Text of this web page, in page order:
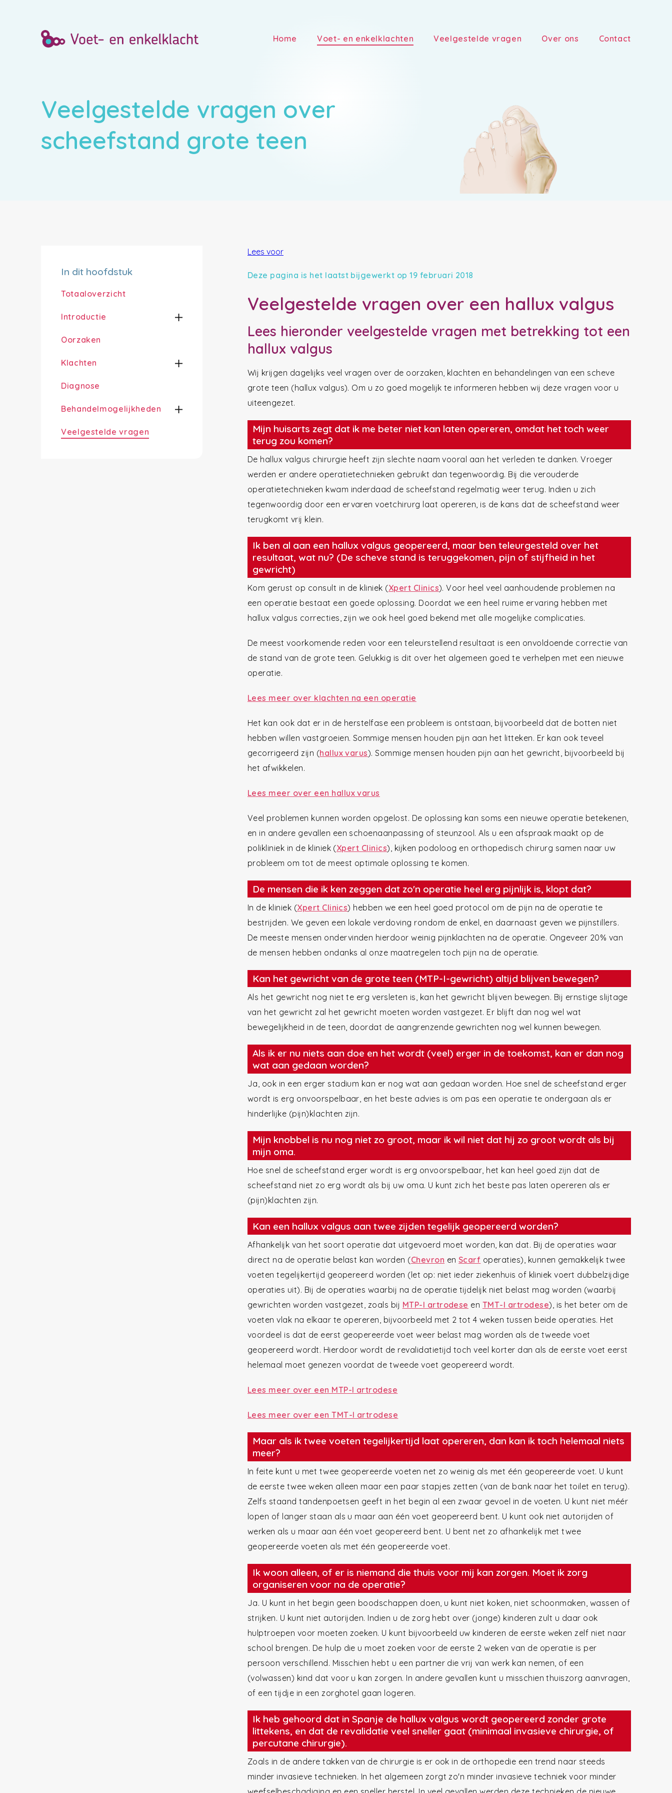
Home Voet- en enkelklachten Veelgestelde vragen Over ons Contact
Veelgestelde vragen over
scheefstand grote teen
In dit hoofdstuk
Totaaloverzicht
Introductie
Oorzaken
Klachten
Diagnose
Behandelmogelijkheden
Veelgestelde vragen
Lees voor
Deze pagina is het laatst bijgewerkt op 19 februari 2018
Veelgestelde vragen over een hallux valgus
Lees hieronder veelgestelde vragen met betrekking tot een
hallux valgus
Wij krijgen dagelijks veel vragen over de oorzaken, klachten en behandelingen van een scheve
grote teen (hallux valgus). Om u zo goed mogelijk te informeren hebben wij deze vragen voor u
uiteengezet.
Mijn huisarts zegt dat ik me beter niet kan laten opereren, omdat het toch weer
terug zou komen?
De hallux valgus chirurgie heeft zijn slechte naam vooral aan het verleden te danken. Vroeger
werden er andere operatietechnieken gebruikt dan tegenwoordig. Bij die verouderde
operatietechnieken kwam inderdaad de scheefstand regelmatig weer terug. Indien u zich
tegenwoordig door een ervaren voetchirurg laat opereren, is de kans dat de scheefstand weer
terugkomt vrij klein.
Ik ben al aan een hallux valgus geopereerd, maar ben teleurgesteld over het
resultaat, wat nu? (De scheve stand is teruggekomen, pijn of stijfheid in het
gewricht)
Kom gerust op consult in de kliniek (Xpert Clinics). Voor heel veel aanhoudende problemen na
een operatie bestaat een goede oplossing. Doordat we een heel ruime ervaring hebben met
hallux valgus correcties, zijn we ook heel goed bekend met alle mogelijke complicaties.
De meest voorkomende reden voor een teleurstellend resultaat is een onvoldoende correctie van
de stand van de grote teen. Gelukkig is dit over het algemeen goed te verhelpen met een nieuwe
operatie.
Lees meer over klachten na een operatie
Het kan ook dat er in de herstelfase een probleem is ontstaan, bijvoorbeeld dat de botten niet
hebben willen vastgroeien. Sommige mensen houden pijn aan het litteken. Er kan ook teveel
gecorrigeerd zijn (hallux varus). Sommige mensen houden pijn aan het gewricht, bijvoorbeeld bij
het afwikkelen.
Lees meer over een hallux varus
Veel problemen kunnen worden opgelost. De oplossing kan soms een nieuwe operatie betekenen,
en in andere gevallen een schoenaanpassing of steunzool. Als u een afspraak maakt op de
polikliniek in de kliniek (Xpert Clinics), kijken podoloog en orthopedisch chirurg samen naar uw
probleem om tot de meest optimale oplossing te komen.
De mensen die ik ken zeggen dat zo'n operatie heel erg pijnlijk is, klopt dat?
In de kliniek (Xpert Clinics) hebben we een heel goed protocol om de pijn na de operatie te
bestrijden. We geven een lokale verdoving rondom de enkel, en daarnaast geven we pijnstillers.
De meeste mensen ondervinden hierdoor weinig pijnklachten na de operatie. Ongeveer 20% van
de mensen hebben ondanks al onze maatregelen toch pijn na de operatie.
Kan het gewricht van de grote teen (MTP-I-gewricht) altijd blijven bewegen?
Als het gewricht nog niet te erg versleten is, kan het gewricht blijven bewegen. Bij ernstige slijtage
van het gewricht zal het gewricht moeten worden vastgezet. Er blijft dan nog wel wat
bewegelijkheid in de teen, doordat de aangrenzende gewrichten nog wel kunnen bewegen.
Als ik er nu niets aan doe en het wordt (veel) erger in de toekomst, kan er dan nog
wat aan gedaan worden?
Ja, ook in een erger stadium kan er nog wat aan gedaan worden. Hoe snel de scheefstand erger
wordt is erg onvoorspelbaar, en het beste advies is om pas een operatie te ondergaan als er
hinderlijke (pijn)klachten zijn.
Mijn knobbel is nu nog niet zo groot, maar ik wil niet dat hij zo groot wordt als bij
mijn oma.
Hoe snel de scheefstand erger wordt is erg onvoorspelbaar, het kan heel goed zijn dat de
scheefstand niet zo erg wordt als bij uw oma. U kunt zich het beste pas laten opereren als er
(pijn)klachten zijn.
Kan een hallux valgus aan twee zijden tegelijk geopereerd worden?
Afhankelijk van het soort operatie dat uitgevoerd moet worden, kan dat. Bij de operaties waar
direct na de operatie belast kan worden (Chevron en Scarf operaties), kunnen gemakkelijk twee
voeten tegelijkertijd geopereerd worden (let op: niet ieder ziekenhuis of kliniek voert dubbelzijdige
operaties uit). Bij de operaties waarbij na de operatie tijdelijk niet belast mag worden (waarbij
gewrichten worden vastgezet, zoals bij MTP-I artrodese en TMT-I artrodese), is het beter om de
voeten vlak na elkaar te opereren, bijvoorbeeld met 2 tot 4 weken tussen beide operaties. Het
voordeel is dat de eerst geopereerde voet weer belast mag worden als de tweede voet
geopereerd wordt. Hierdoor wordt de revalidatietijd toch veel korter dan als de eerste voet eerst
helemaal moet genezen voordat de tweede voet geopereerd wordt.
Lees meer over een MTP-I artrodese
Lees meer over een TMT-I artrodese
Maar als ik twee voeten tegelijkertijd laat opereren, dan kan ik toch helemaal niets
meer?
In feite kunt u met twee geopereerde voeten net zo weinig als met één geopereerde voet. U kunt
de eerste twee weken alleen maar een paar stapjes zetten (van de bank naar het toilet en terug).
Zelfs staand tandenpoetsen geeft in het begin al een zwaar gevoel in de voeten. U kunt niet méér
lopen of langer staan als u maar aan één voet geopereerd bent. U kunt ook niet autorijden of
werken als u maar aan één voet geopereerd bent. U bent net zo afhankelijk met twee
geopereerde voeten als met één geopereerde voet.
Ik woon alleen, of er is niemand die thuis voor mij kan zorgen. Moet ik zorg
organiseren voor na de operatie?
Ja. U kunt in het begin geen boodschappen doen, u kunt niet koken, niet schoonmaken, wassen of
strijken. U kunt niet autorijden. Indien u de zorg hebt over (jonge) kinderen zult u daar ook
hulptroepen voor moeten zoeken. U kunt bijvoorbeeld uw kinderen de eerste weken zelf niet naar
school brengen. De hulp die u moet zoeken voor de eerste 2 weken van de operatie is per
persoon verschillend. Misschien hebt u een partner die vrij van werk kan nemen, of een
(volwassen) kind dat voor u kan zorgen. In andere gevallen kunt u misschien thuiszorg aanvragen,
of een tijdje in een zorghotel gaan logeren.
Ik heb gehoord dat in Spanje de hallux valgus wordt geopereerd zonder grote
littekens, en dat de revalidatie veel sneller gaat (minimaal invasieve chirurgie, of
percutane chirurgie).
Zoals in de andere takken van de chirurgie is er ook in de orthopedie een trend naar steeds
minder invasieve technieken. In het algemeen zorgt zo'n minder invasieve techniek voor minder